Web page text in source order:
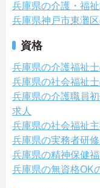
兵庫県の介護・福祉
兵庫県神戸市東灘
資格
兵庫県の介護福祉士
兵庫県の社会福祉士
兵庫県の介護職員
求人
兵庫県の社会福祉
兵庫県の実務者研
兵庫県の精神保健
兵庫県の無資格OK